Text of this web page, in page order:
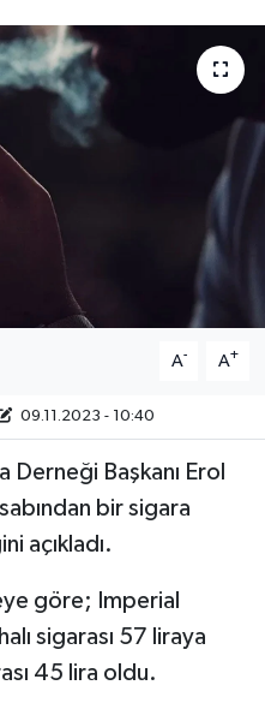
A- A+
09.11.2023 - 10:40
Derneği Başkanı Erol
bir sigara
açıkladı.
göre; Imperial
sigarası 57 liraya
45 lira oldu.